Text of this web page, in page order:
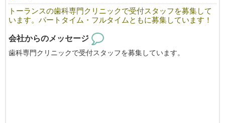
お客様の気持ちに寄り添ったサポートを行い、
お客様目線に立ち、どういった商品がお客様に響くのか、
応募ください！！
トーランスの歯科専門クリニックで受付スタッフを募集して
います。パートタイム・フルタイムともに募集しています！
会社からのメッセージ
歯科専門クリニックで受付スタッフを募集しています。